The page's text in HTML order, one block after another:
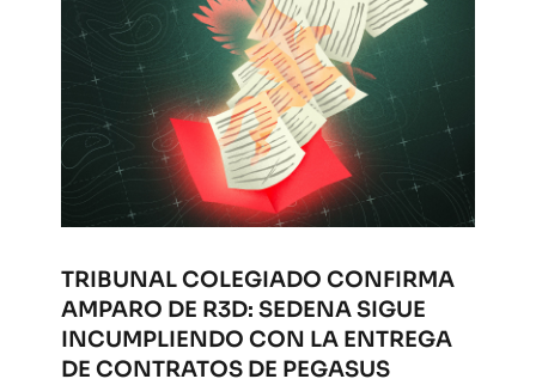
TRIBUNAL COLEGIADO CONFIRMA
AMPARO DE R3D: SEDENA SIGUE
INCUMPLIENDO CON LA ENTREGA
DE CONTRATOS DE PEGASUS